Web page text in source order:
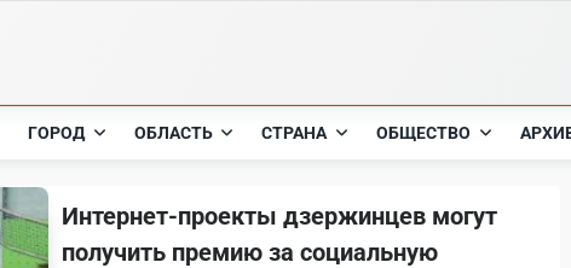
ГОРОД ОБЛАСТЬ СТРАНА ОБЩЕСТВО
Интернет-проекты дзержинцев могут
получить премию за социальную